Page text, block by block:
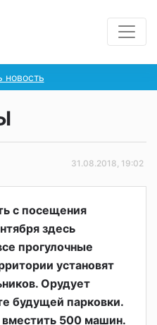
новость
31.08.2018, 19:02
с посещения
здесь
прогулочные
установят
Орудует
будущей парковки.
500 машин.